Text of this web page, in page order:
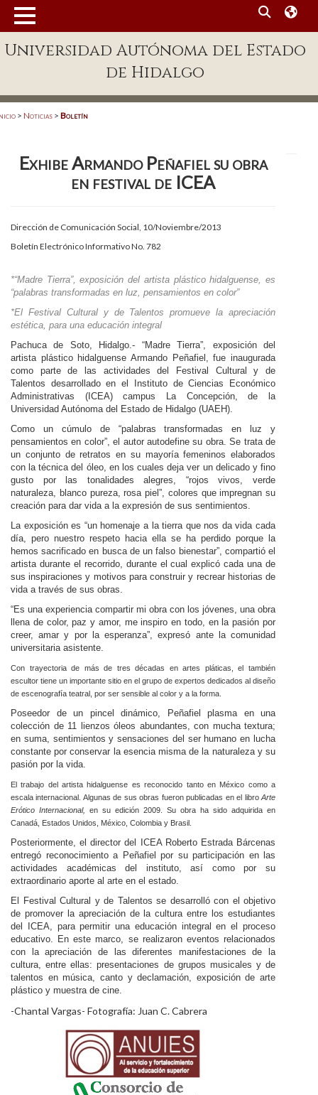
Enlaces
Patronato
Publicaciones en línea
Acreditación Internacional
Alumnado
Aspirantes
Alumni
Visitantes
Universidad Autónoma del Estado
de Hidalgo
> Noticias > Boletín
Exhibe Armando Peñafiel su obra
en festival de ICEA
Dirección de Comunicación Social, 10/Noviembre/2013
Boletín Electrónico Informativo No. 782
*“Madre Tierra”, exposición del artista plástico hidalguense, es
“palabras transformadas en luz, pensamientos en color”
*El Festival Cultural y de Talentos promueve la apreciación
estética, para una educación integral
Pachuca de Soto, Hidalgo.- “Madre Tierra”, exposición del
artista plástico hidalguense Armando Peñafiel, fue inaugurada
como parte de las actividades del Festival Cultural y de
Talentos desarrollado en el Instituto de Ciencias Económico
Administrativas (ICEA) campus La Concepción, de la
Universidad Autónoma del Estado de Hidalgo (UAEH).
Como un cúmulo de “palabras transformadas en luz y
pensamientos en color”, el autor autodefine su obra. Se trata de
un conjunto de retratos en su mayoría femeninos elaborados
con la técnica del óleo, en los cuales deja ver un delicado y fino
gusto por las tonalidades alegres, “rojos vivos, verde
naturaleza, blanco pureza, rosa piel”, colores que impregnan su
creación para dar vida a la expresión de sus sentimientos.
La exposición es “un homenaje a la tierra que nos da vida cada
día, pero nuestro respeto hacia ella se ha perdido porque la
hemos sacrificado en busca de un falso bienestar”, compartió el
artista durante el recorrido, durante el cual explicó cada una de
sus inspiraciones y motivos para construir y recrear historias de
vida a través de sus obras.
“Es una experiencia compartir mi obra con los jóvenes, una obra
llena de color, paz y amor, me inspiro en todo, en la pasión por
creer, amar y por la esperanza”, expresó ante la comunidad
universitaria asistente.
Con trayectoria de más de tres décadas en artes pláticas, el también
escultor tiene un importante sitio en el grupo de expertos dedicados al diseño
de escenografía teatral, por ser sensible al color y a la forma.
Poseedor de un pincel dinámico, Peñafiel plasma en una
colección de 11 lienzos óleos abundantes, con mucha textura;
en suma, sentimientos y sensaciones del ser humano en lucha
constante por conservar la esencia misma de la naturaleza y su
pasión por la vida.
El trabajo del artista hidalguense es reconocido tanto en México como a
escala internacional. Algunas de sus obras fueron publicadas en el libro Arte
Erótico Internacional,
en su edición 2009. Su obra ha sido adquirida en
Canadá, Estados Unidos, México, Colombia y Brasil.
Posteriormente, el director del ICEA Roberto Estrada Bárcenas
entregó reconocimiento a Peñafiel por su participación en las
actividades académicas del instituto, así como por su
extraordinario aporte al arte en el estado.
El Festival Cultural y de Talentos se desarrolló con el objetivo
de promover la apreciación de la cultura entre los estudiantes
del ICEA, para permitir una educación integral en el proceso
educativo. En este marco, se realizaron eventos relacionados
con la apreciación de las diferentes manifestaciones de la
cultura, entre ellas: presentaciones de grupos musicales y de
talentos en música, canto y declamación, exposición de arte
plástico y muestra de cine.
-Chantal Vargas- Fotografía: Juan C. Cabrera